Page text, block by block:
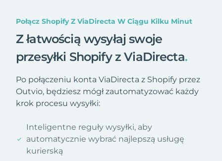
Połącz Shopify Z ViaDirecta W Ciągu Kilku Minut
Z łatwością wysyłaj swoje
przesyłki Shopify z ViaDirecta.
Po połączeniu konta ViaDirecta z Shopify przez
Outvio, będziesz mógł zautomatyzować każdy
krok procesu wysyłki:
Inteligentne reguły wysyłki, aby
automatycznie wybrać najlepszą usługę
kurierską